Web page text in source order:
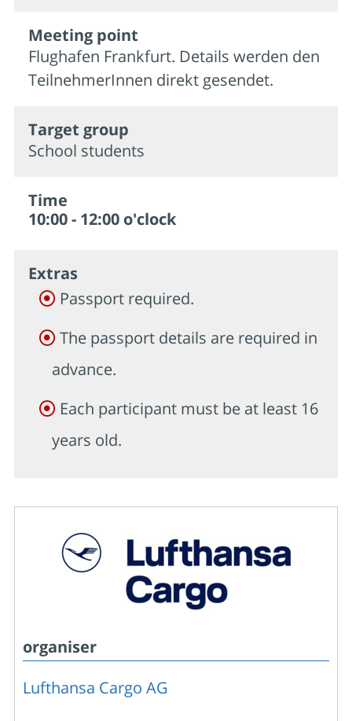
Meeting point
Flughafen Frankfurt. Details werden den
TeilnehmerInnen direkt gesendet.
Target group
School students
Time
10:00 - 12:00 o'clock
Extras
Passport required.
The passport details are required in
advance.
Each participant must be at least 16
years old.
organiser
Lufthansa Cargo AG